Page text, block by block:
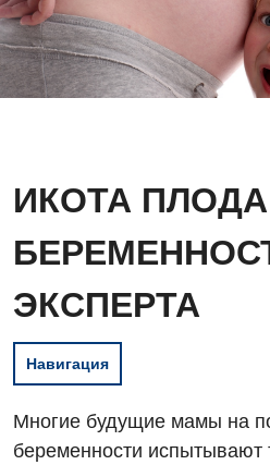
ИКОТА
ЭКСПЕРТА
Навигация
Многие будущие мамы на
беременности испытывают